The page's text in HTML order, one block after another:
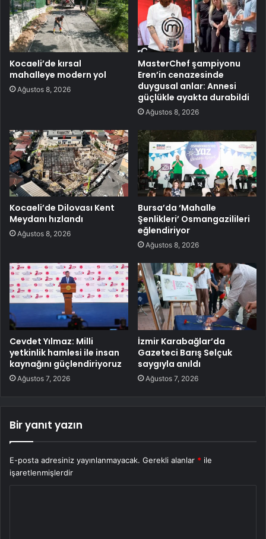
Kocaeli’de kırsal
mahalleye modern yol
Ağustos 8, 2026
MasterChef şampiyonu
Eren’in cenazesinde
duygusal anlar: Annesi
güçlükle ayakta durabildi
Ağustos 8, 2026
Kocaeli’de Dilovası Kent
Meydanı hızlandı
Ağustos 8, 2026
Bursa’da ‘Mahalle
Şenlikleri’ Osmangazilileri
eğlendiriyor
Ağustos 8, 2026
Cevdet Yılmaz: Milli
yetkinlik hamlesi ile insan
kaynağını güçlendiriyoruz
Ağustos 7, 2026
İzmir Karabağlar’da
Gazeteci Barış Selçuk
saygıyla anıldı
Ağustos 7, 2026
Bir yanıt yazın
E-posta adresiniz yayınlanmayacak. Gerekli alanlar * ile
işaretlenmişlerdir